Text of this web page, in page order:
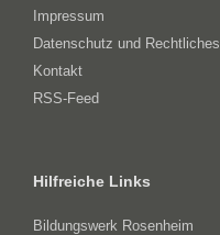
Impressum
Datenschutz und Rechtliches
Kontakt
RSS-Feed
Hilfreiche Links
Bildungswerk Rosenheim